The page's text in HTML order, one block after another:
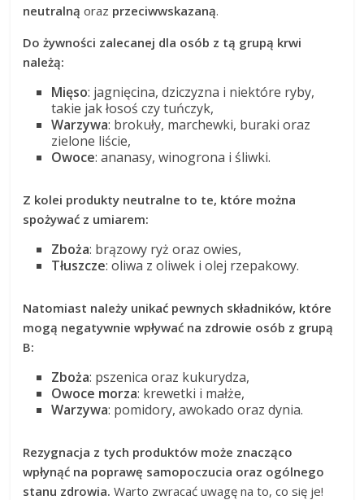
neutralną oraz przeciwwskazaną.
Do żywności zalecanej dla osób z tą grupą krwi
należą:
Mięso: jagnięcina, dziczyzna i niektóre ryby,
takie jak łosoś czy tuńczyk,
Warzywa: brokuły, marchewki, buraki oraz
zielone liście,
Owoce: ananasy, winogrona i śliwki.
Z kolei produkty neutralne to te, które można
spożywać z umiarem:
Zboża: brązowy ryż oraz owies,
Tłuszcze: oliwa z oliwek i olej rzepakowy.
Natomiast należy unikać pewnych składników, które
mogą negatywnie wpływać na zdrowie osób z grupą
B:
Zboża: pszenica oraz kukurydza,
Owoce morza: krewetki i małże,
Warzywa: pomidory, awokado oraz dynia.
Rezygnacja z tych produktów może znacząco
wpłynąć na poprawę samopoczucia oraz ogólnego
stanu zdrowia. Warto zwracać uwagę na to, co się je!